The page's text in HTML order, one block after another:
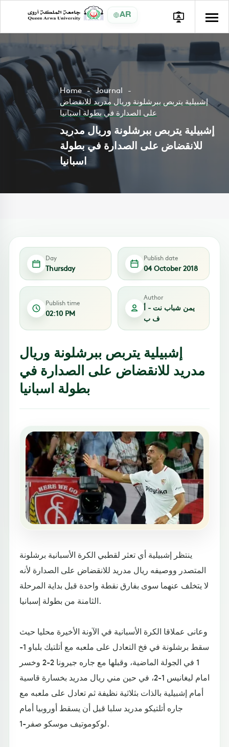
AR
Home
Journal
إشبيلية يتربص ببرشلونة وريال مدريد للانقضاض
على الصدارة في بطولة اسبانيا
إشبيلية يتربص ببرشلونة وريال مدريد
للانقضاض على الصدارة في بطولة
اسبانيا
Day
Thursday
Publish date
04 October 2018
Publish time
02:10 PM
Author
يمن شباب نت - أ
ف ب
إشبيلية يتربص ببرشلونة وريال
مدريد للانقضاض على الصدارة في
بطولة اسبانيا
ينتظر إشبيلية أي تعثر لقطبي الكرة الأسبانية برشلونة
المتصدر ووصيفه ريال مدريد للانقضاض على الصدارة لأنه
لا يتخلف عنهما سوى بفارق نقطة واحدة قبل بداية المرحلة
الثامنة من بطولة إسبانيا.
وعانى عملاقا الكرة الأسبانية في الآونة الأخيرة محليا حيث
سقط برشلونة في فخ التعادل على ملعبه مع أتلتيك بلباو 1-
1 في الجولة الماضية، وقبلها مع جاره جيرونا 2-2 وخسر
امام ليغانيس 1-2، في حين مني ريال مدريد بخسارة قاسية
أمام إشبيلية بالذات بثلاثية نظيفة ثم تعادل على ملعبه مع
جاره أتلتيكو مدريد سلبا قبل أن يسقط أوروبيا أمام
لوكوموتيف موسكو صفر-1.